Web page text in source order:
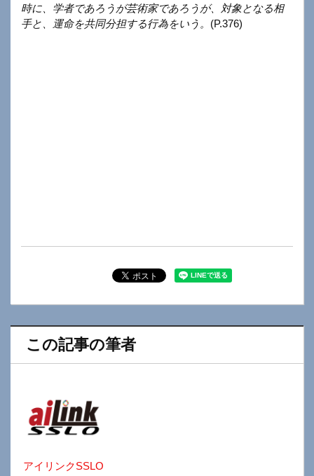
時に、学者であろうが芸術家であろうが、対象となる相
手と、運命を共同分担する行為をいう。 (P.376)
この記事の筆者
アイリンクSSLO